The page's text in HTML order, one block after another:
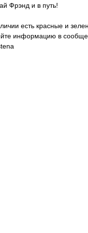
Фрэнд и в путь!
есть красные и
информацию в